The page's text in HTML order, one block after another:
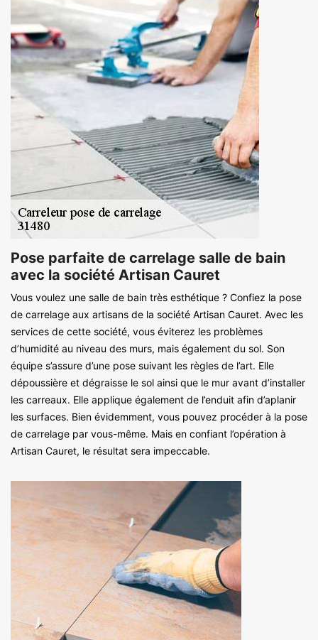
Pose parfaite de carrelage salle de bain
avec la société Artisan Cauret
Vous voulez une salle de bain très esthétique ? Confiez la pose
de carrelage aux artisans de la société Artisan Cauret. Avec les
services de cette société, vous éviterez les problèmes
d’humidité au niveau des murs, mais également du sol. Son
équipe s’assure d’une pose suivant les règles de l’art. Elle
dépoussière et dégraisse le sol ainsi que le mur avant d’installer
les carreaux. Elle applique également de l’enduit afin d’aplanir
les surfaces. Bien évidemment, vous pouvez procéder à la pose
de carrelage par vous-même. Mais en confiant l’opération à
Artisan Cauret, le résultat sera impeccable.